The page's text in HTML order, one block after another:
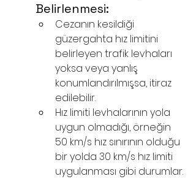
Belirlenmesi:
Cezanın kesildiği
güzergahta hız limitini
belirleyen trafik levhaları
yoksa veya yanlış
konumlandırılmışsa, itiraz
edilebilir.
Hız limiti levhalarının yola
uygun olmadığı, örneğin
50 km/s hız sınırının olduğu
bir yolda 30 km/s hız limiti
uygulanması gibi durumlar.